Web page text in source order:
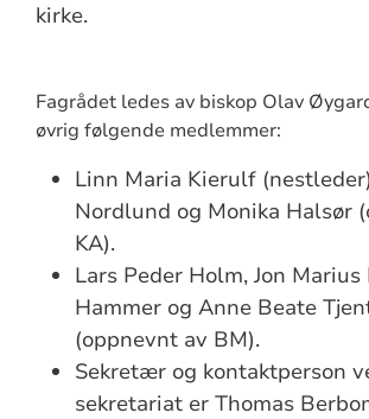
kirke.
Fagrådet ledes av biskop Olav
øvrig følgende medlemmer:
Linn Maria Kierulf
Nordlund og Monika Halsør
KA).
Lars Peder Holm, Jon Marius
Hammer og Anne Beate
(oppnevnt av BM).
Sekretær og kontaktperson
sekretariat er Thomas